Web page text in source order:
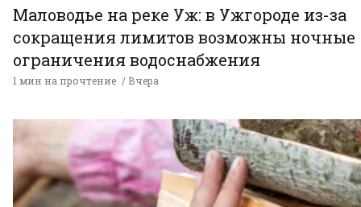
Маловодье на реке Уж: в Ужгороде из-за
сокращения лимитов возможны ночные
ограничения водоснабжения
1 мин на прочтение Вчера